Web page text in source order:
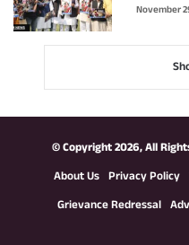
November
© Copyright 2026, All
About Us Privacy Policy
Grievance Redressal